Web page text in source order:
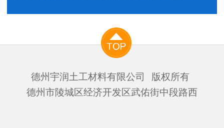
德州宇润土工材料有限公司
版权所有
德州市陵城区经济开发区武佑街中段路西